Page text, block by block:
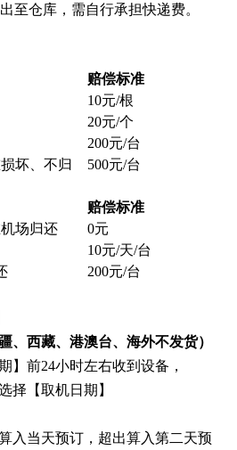
至仓库，需自行承担快递费。
赔偿标准
10元/根
20元/个
200元/台
坏、不归
500元/台
赔偿标准
场归还
0元
10元/天/台
200元/台
、西藏、港澳台、海外不发货）
】前24小时左右收到设备，
择【取机日期】
入当天预订，超出算入第二天预